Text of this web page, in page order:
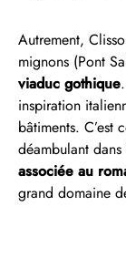
Autrement,
mignons (Pont
viaduc gothique
inspiration
bâtiments. C’est
déambulant
associée au
grand domaine